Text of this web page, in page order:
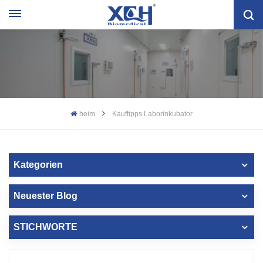
heim Kauftipps Laborinkubator
Kategorien
Neuester Blog
STICHWORTE